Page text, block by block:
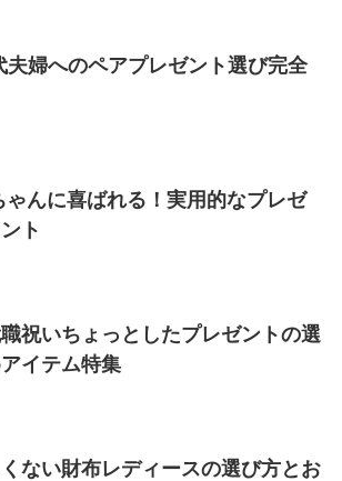
婦へのペアプレゼント選び完全
んに喜ばれる！実用的なプレゼ
ト
祝いちょっとしたプレゼントの選
イテム特集
ない財布レディースの選び方とお